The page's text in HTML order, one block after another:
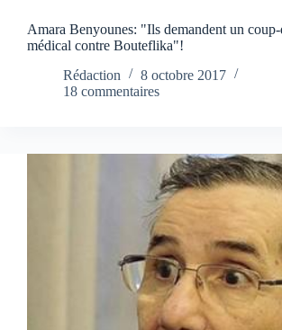
Amara Benyounes: "Ils demandent un
médical contre Bouteflika"!
Rédaction
8 octobre 2017
18 commentaires